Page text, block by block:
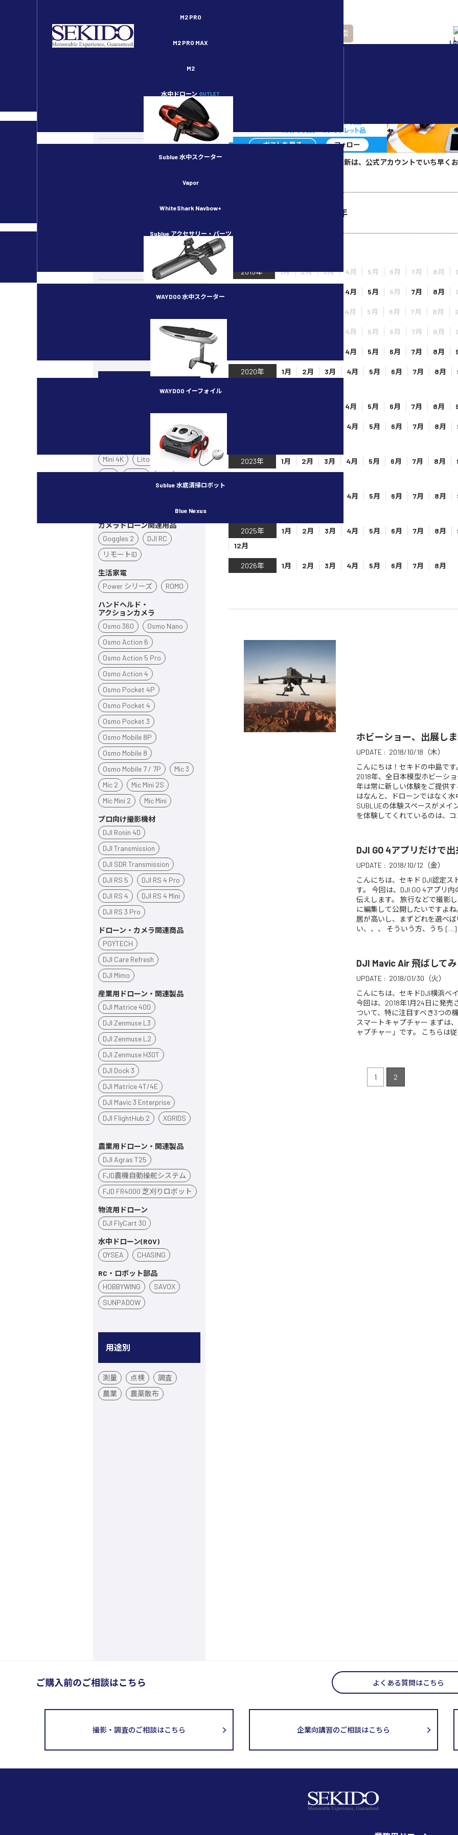
検索
M2 PRO
M2 PRO MAX
M2
水中ドローン OUTLET
Sublue 水中スクーター
Vapor
WhiteShark Navbow+
Sublue アクセサリー・パーツ
WAYDOO 水中スクーター
WAYDOO イーフォイル
Sublue 水底清掃ロボット
Blue Nexus
スペシャルコンテンツ
Air 3S
Mini 3
Mini 4K
Lito X1
Lito 1
Flip
Neo 2
Neo
カメラドローン関連用品
Goggles 2
DJI RC
リモートID
生活家電
Power シリーズ
ROMO
ハンドヘルド・
アクションカメラ
Osmo 360
Osmo Nano
Osmo Action 6
Osmo Action 5 Pro
Osmo Action 4
Osmo Pocket 4P
Osmo Pocket 4
Osmo Pocket 3
Osmo Mobile 8P
Osmo Mobile 8
Osmo Mobile 7 / 7P
Mic 3
Mic 2
Mic Mini 2S
Mic Mini 2
Mic Mini
プロ向け撮影機材
DJI Ronin 4D
DJI Transmission
DJI SDR Transmission
DJI RS 5
DJI RS 4 Pro
DJI RS 4
DJI RS 4 Mini
DJI RS 3 Pro
ドローン・カメラ関連商品
PGYTECH
DJI Care Refresh
DJI Mimo
産業用ドローン・関連製品
DJI Matrice 400
DJI Zenmuse L3
DJI Zenmuse L2
DJI Zenmuse H30T
DJI Dock 3
DJI Matrice 4T/4E
DJI Mavic 3 Enterprise
DJI FlightHub 2
XGRIDS
農業用ドローン・関連製品
DJI Agras T25
FJD農機自動操舵システム
FJD FR4000 芝刈りロボット
物流用ドローン
DJI FlyCart 30
水中ドローン(ROV)
QYSEA
CHASING
RC・ロボット部品
HOBBYWING
SAVOX
SUNPADOW
用途別
測量 点検
調査
農業
農薬散布
▲スペシャルコンテンツの更新は、公式アカウントでいち早く
バックナンバー : 2018年
2015年 1月 2月 3月 4月 5月 6月 7月 8月
4月 5月 6月 7月 8月
4月 5月 6月 7月 8月
4月 5月 6月 7月 8月
4月 5月 6月 7月 8月
2020年 1月 2月 3月 4月 5月 6月 7月 8月
4月 5月 6月 7月 8月
4月 5月 6月 7月 8月
2023年 1月 2月 3月 4月 5月 6月 7月 8月
4月 5月 6月 7月 8月
2025年 1月 2月 3月 4月 5月 6月 7月 8月
12月
2026年 1月 2月 3月 4月 5月 6月 7月 8月
ホビーショー、出展しま
UPDATE : 2018/10/18（木）
こんにちは！セキドの中島です
2018年、全日本模型ホビーシ
年は常に新しい体験をご提供
はなんと、ドローンではなく水
SUBLUEの体験スペースがメイ
を体験してくれているのは、
DJI GO 4アプリだけで出
UPDATE : 2018/10/12（金）
こんにちは、セキド DJI認定ス
す。 今回は、DJI GO 4アプリ
伝えします。 旅行などで撮影
に編集して公開したいですよ
居が高いし、まずどれを選べ
い、、、 そういう方、うち […]
DJI Mavic Air 飛ばしてみ
UPDATE : 2018/01/30（火）
こんにちは、セキドDJI横浜ベ
今回は、2018年1月24日に発売
ついて、特に注目すべき3つの
スマートキャプチャー まずは
ャプチャー」です。 こちらは
1 2
よくある質問はこちら
撮影・調査のご相談はこちら 企業向講習のご相談はこちら